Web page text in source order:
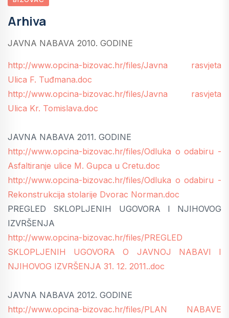
Arhiva
JAVNA NABAVA 2010. GODINE
http://www.opcina-bizovac.hr/files/Javna rasvjeta
Ulica F. Tuđmana.doc
http://www.opcina-bizovac.hr/files/Javna rasvjeta
Ulica Kr. Tomislava.doc
JAVNA NABAVA 2011. GODINE
http://www.opcina-bizovac.hr/files/Odluka o odabiru -
Asfaltiranje ulice M. Gupca u Cretu.doc
http://www.opcina-bizovac.hr/files/Odluka o odabiru -
Rekonstrukcija stolarije Dvorac Norman.doc
PREGLED SKLOPLJENIH UGOVORA I NJIHOVOG
IZVRŠENJA
http://www.opcina-bizovac.hr/files/PREGLED
SKLOPLJENIH UGOVORA O JAVNOJ NABAVI I
NJIHOVOG IZVRŠENJA 31. 12. 2011..doc
JAVNA NABAVA 2012. GODINE
http://www.opcina-bizovac.hr/files/PLAN NABAVE